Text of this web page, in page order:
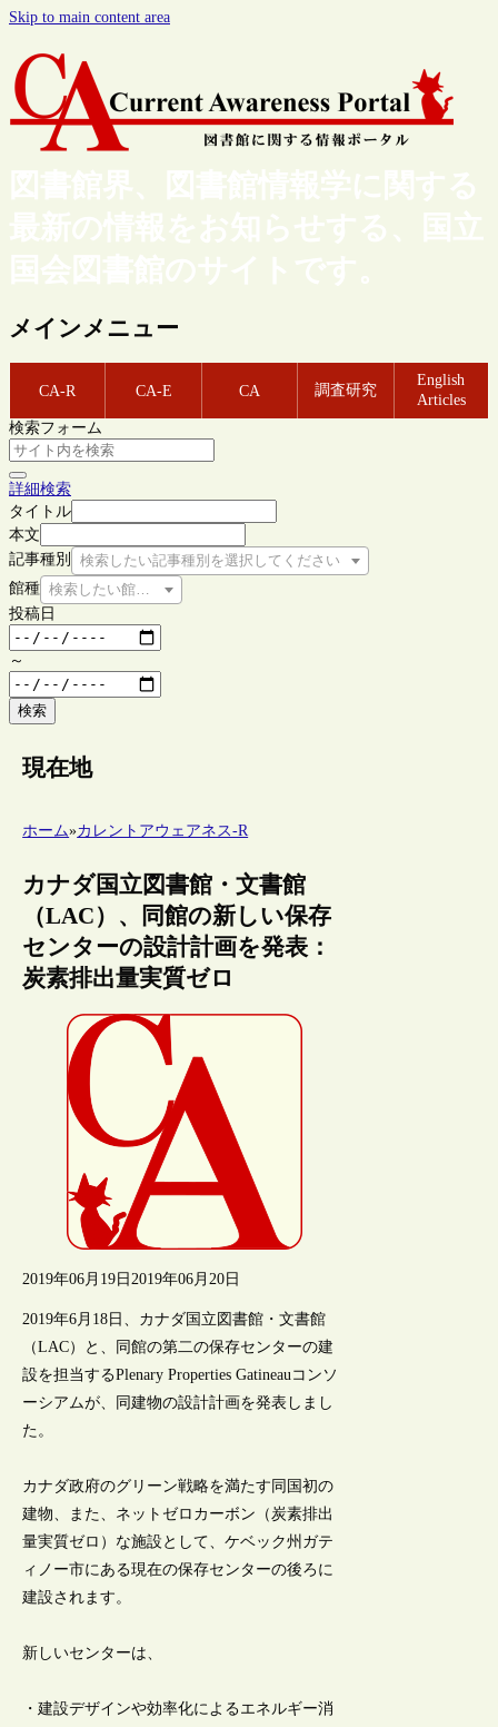
Skip to main content area
図書館界、図書館情報学に関する
最新の情報をお知らせする、国立
国会図書館のサイトです。
メインメニュー
CA-R CA-E CA 調査研究
English
Articles
検索フォーム
詳細検索
タイトル
本文
記事種別
検索したい記事種別を選択してください
館種 検索したい館種を選択してください
投稿日
～
検索
現在地
ホーム»カレントアウェアネス-R
カナダ国立図書館・文書館
（LAC）、同館の新しい保存
センターの設計計画を発表：
炭素排出量実質ゼロ
2019年06月19日 2019年06月20日
2019年6月18日、カナダ国立図書館・文書館
（LAC）と、同館の第二の保存センターの建
設を担当するPlenary Properties Gatineauコンソ
ーシアムが、同建物の設計計画を発表しまし
た。
カナダ政府のグリーン戦略を満たす同国初の
建物、また、ネットゼロカーボン（炭素排出
量実質ゼロ）な施設として、ケベック州ガテ
ィノー市にある現在の保存センターの後ろに
建設されます。
新しいセンターは、
・建設デザインや効率化によるエネルギー消